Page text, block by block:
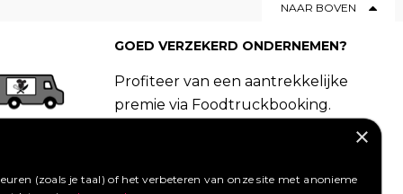
NAAR BOVEN
GOED VERZEKERD ONDERNEMEN?
Profiteer van een aantrekkelijke
premie via Foodtruckbooking.
×
(zoals je taal) of het verbeteren van onze site met anonieme